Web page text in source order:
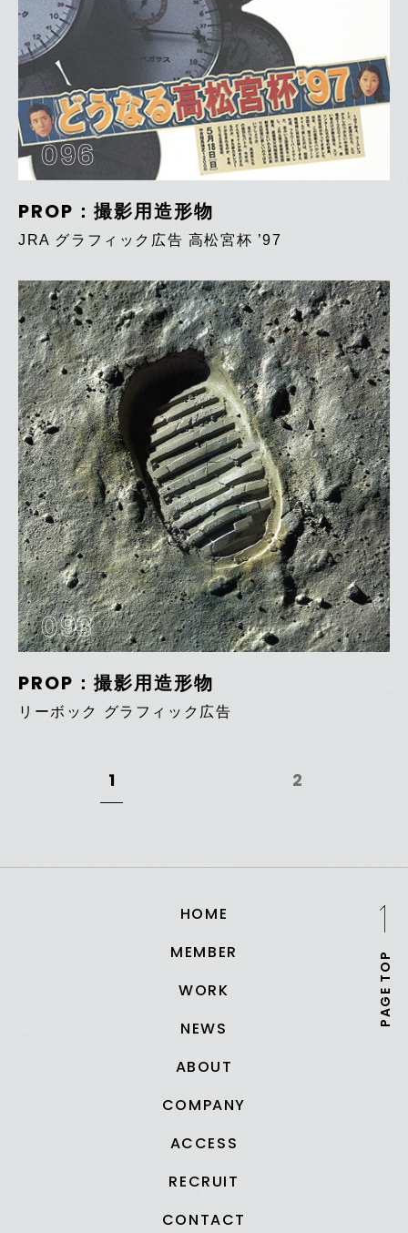
096
PROP：撮影用造形物
JRA グラフィック広告 高松宮杯 ’97
093
PROP：撮影用造形物
リーボック グラフィック広告
1 2
HOME
MEMBER
WORK
NEWS
ABOUT
COMPANY
ACCESS
RECRUIT
CONTACT
PAGE TOP